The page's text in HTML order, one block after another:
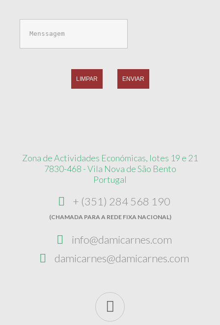
LIMPAR ENVIAR
Zona de Actividades Económicas, lotes 19 e 21
7830-468 - Vila Nova de São Bento
Portugal
+ (351) 284 568 190
(CHAMADA PARA A REDE FIXA NACIONAL)
info@damicarnes.com
damicarnes@damicarnes.com